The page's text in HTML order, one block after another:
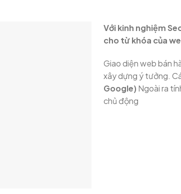
Với kinh nghiệm
cho từ khóa của
Giao diện web bán
xây dựng ý tưởng.
Google) Ngoài ra
chủ động